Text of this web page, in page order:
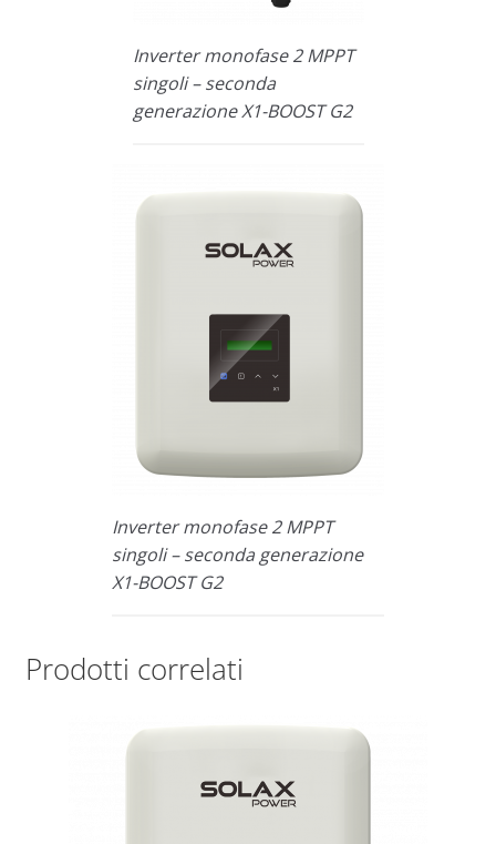
Inverter monofase 2 MPPT
singoli – seconda
generazione X1-BOOST G2
Inverter monofase 2 MPPT
singoli – seconda generazione
X1-BOOST G2
Prodotti correlati